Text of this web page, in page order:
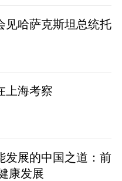
，读懂中国经济“半年
见哈萨克斯坦总统托
上海考察
发展的中国之道：前
康发展